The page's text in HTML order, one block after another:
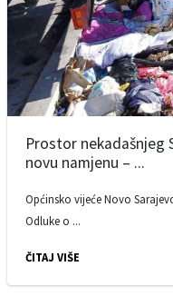
Prostor
novu namjenu – ...
Općinsko vijeće Novo
Odluke o ...
ČITAJ VIŠE